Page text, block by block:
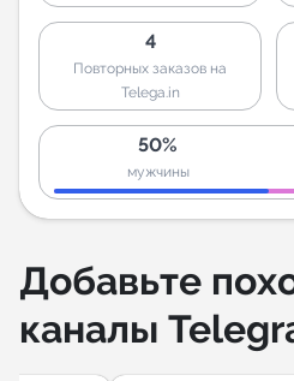
4
Повторных заказов на
Telega.in
50%
мужчины
Добавьте
каналы